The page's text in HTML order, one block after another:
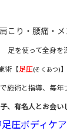
こり・腰痛・
足を使って全身を
術【足圧(そくあつ)
施術と指導、 毎年
、有名人とお会い
圧ボディケ